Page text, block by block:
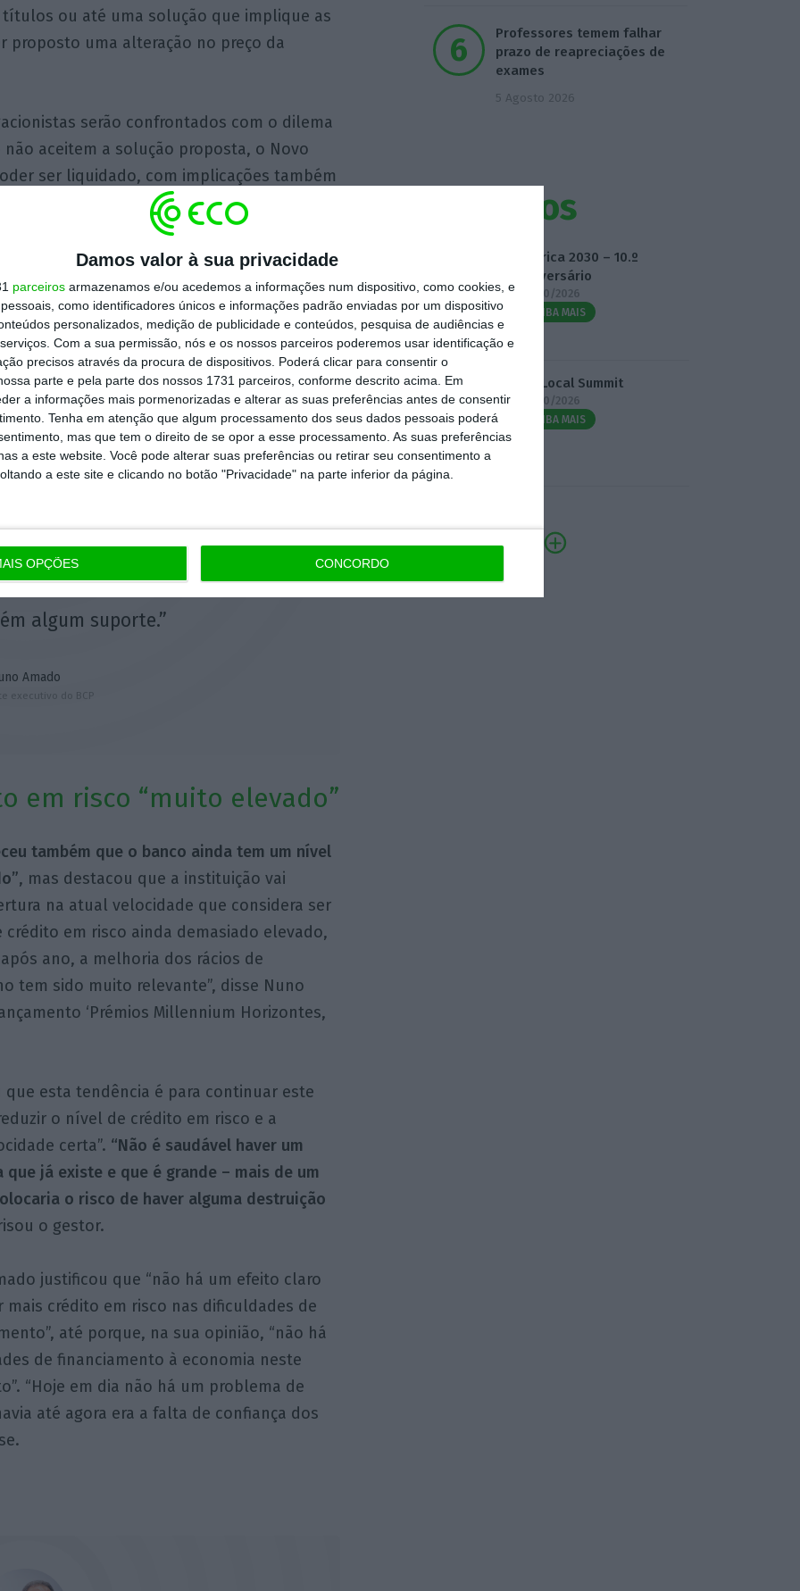
Damos valor à sua privacidade
parceiros armazenamos e/ou acedemos a informações num dispositivo, como cookies, e
como identificadores únicos e informações padrão enviadas por um dispositivo
personalizados, medição de publicidade e conteúdos, pesquisa de audiências e
Com a sua permissão, nós e os nossos parceiros poderemos usar identificação e
precisos através da procura de dispositivos. Poderá clicar para consentir o
parte e pela parte dos nossos 1731 parceiros, conforme descrito acima. Em
a informações mais pormenorizadas e alterar as suas preferências antes de consentir
Tenha em atenção que algum processamento dos seus dados pessoais poderá
mas que tem o direito de se opor a esse processamento. As suas preferências
a este website. Você pode alterar suas preferências ou retirar seu consentimento a
a este site e clicando no botão "Privacidade" na parte inferior da página.
OPÇÕES CONCORDO
ou até uma solução que implique as
proposto uma alteração no preço da
serão confrontados com o dilema
não aceitem a solução proposta, o Novo
ser liquidado, com implicações também
seus investimentos. Para já, com o contrato
de compra e venda que foi assinado foi
que desaparecesse o prazo de 02 de
ou liquidado, existindo o prazo indicativo
ano, que pode ser dilatado.
sobre o processo do
faz sentido os acionistas
custos sem que
à volta do BES
algum suporte.”
Amado
executivo do BCP
em risco “muito elevado”
também que o banco ainda tem um nível
, mas destacou que a instituição vai
na atual velocidade que considera ser
em risco ainda demasiado elevado,
ano, a melhoria dos rácios de
tem sido muito relevante”, disse Nuno
‘Prémios Millennium Horizontes,
esta tendência é para continuar este
o nível de crédito em risco e a
certa”. “Não é saudável haver um
já existe e que é grande – mais de um
o risco de haver alguma destruição
o gestor.
justificou que “não há um efeito claro
mais crédito em risco nas dificuldades de
até porque, na sua opinião, “não há
de financiamento à economia neste
“Hoje em dia não há um problema de
até agora era a falta de confiança dos
Professores temem falhar
prazo de reapreciações de
exames
5 Agosto 2026
Eventos
Fábrica 2030 – 10.º
Aniversário
14/10/2026
SAIBA MAIS
3.º Local Summit
07/10/2026
SAIBA MAIS